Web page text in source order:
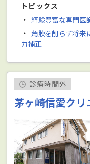
トピックス
・ 経験豊富な専門医
・ 角膜を削らず将来
力補正
診療時間外
茅ヶ崎信愛クリ